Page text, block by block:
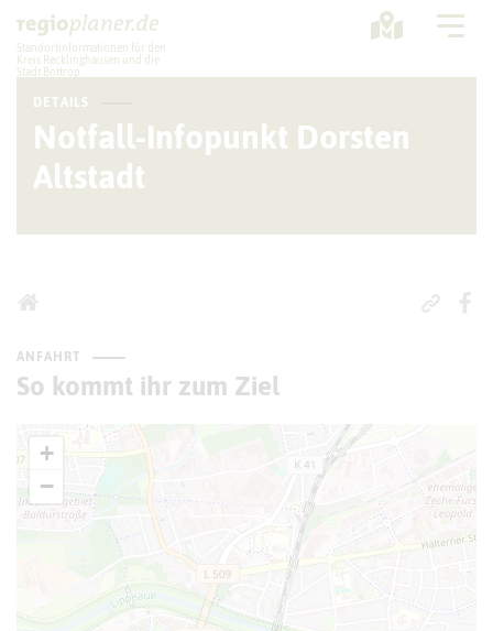
Standortinformationen für den
Kreis Recklinghausen und die
Stadt Bottrop
Planung
Statistik
DETAILS
Notfall-Infopunkt Dorsten
Altstadt
ANFAHRT
So kommt ihr zum Ziel
+
−